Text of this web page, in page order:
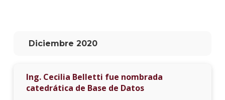
Diciembre 2020
Ing. Cecilia Belletti fue nombrada
catedrática de Base de Datos